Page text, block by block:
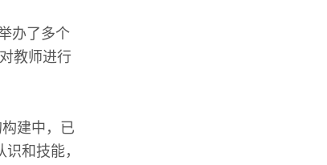
办了多个
教师进行
建中，已
和技能，